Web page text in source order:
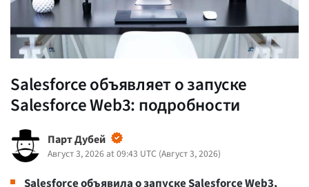
Salesforce объявляет о запуске
Salesforce Web3: подробности
Парт Дубей
Август 3, 2026 at 09:43 UTC (Август 3, 2026)
Salesforce объявила о запуске Salesforce Web3,